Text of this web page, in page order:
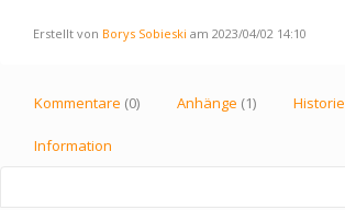
Erstellt von Borys Sobieski am 2023/04/02 14:10
Kommentare (0) Anhänge (1) Historie
Information